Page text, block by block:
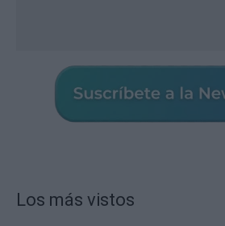
Los más vistos